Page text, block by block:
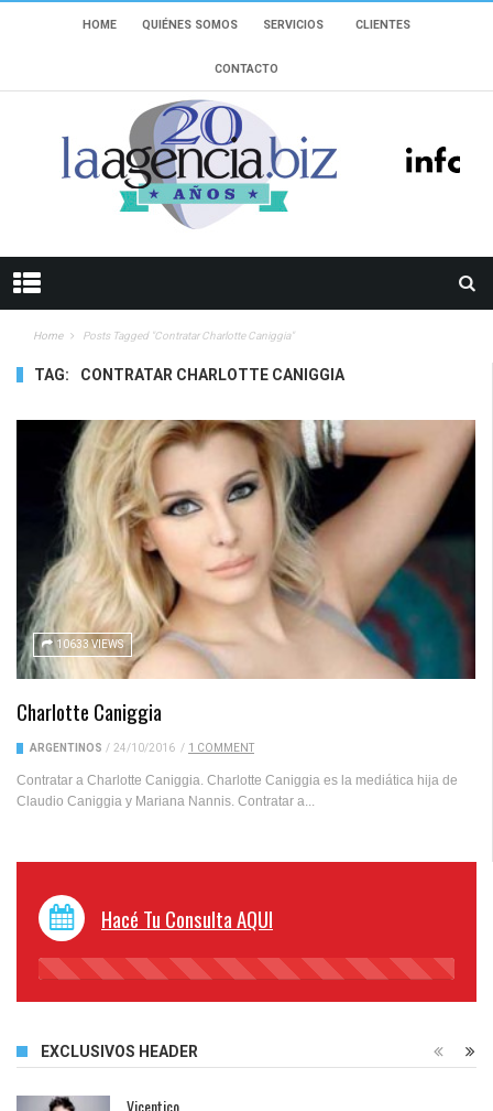
HOME QUIÉNES SOMOS SERVICIOS CLIENTES
CONTACTO
Home Posts Tagged "Contratar Charlotte Caniggia"
TAG: CONTRATAR CHARLOTTE CANIGGIA
10633 VIEWS
Charlotte Caniggia
ARGENTINOS / 24/10/2016 / 1 COMMENT
Contratar a Charlotte Caniggia. Charlotte Caniggia es la mediática hija de
Claudio Caniggia y Mariana Nannis. Contratar a...
Hacé Tu Consulta AQUI
45%
EXCLUSIVOS HEADER
Vicentico